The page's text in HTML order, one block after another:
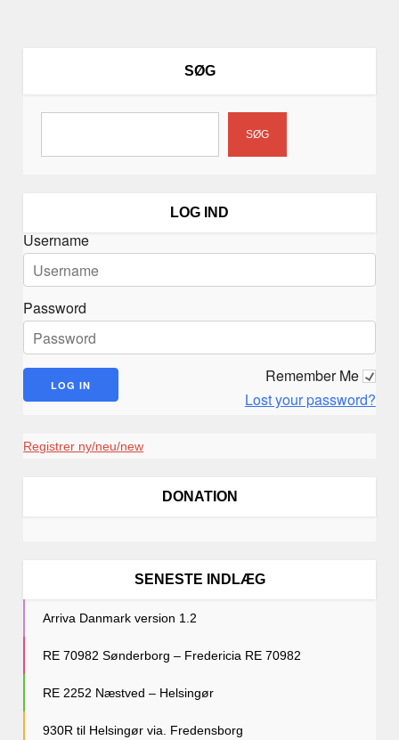
SØG
SØG
LOG IND
Username
Password
Remember Me
Lost your password?
Registrer ny/neu/new
DONATION
SENESTE INDLÆG
Arriva Danmark version 1.2
RE 70982 Sønderborg – Fredericia RE 70982
RE 2252 Næstved – Helsingør
930R til Helsingør via. Fredensborg